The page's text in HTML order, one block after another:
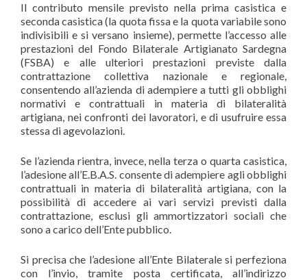
Il contributo mensile previsto nella prima casistica e
seconda casistica (la quota fissa e la quota variabile sono
indivisibili e si versano insieme), permette l’accesso alle
prestazioni del Fondo Bilaterale Artigianato Sardegna
(FSBA) e alle ulteriori prestazioni previste dalla
contrattazione collettiva nazionale e regionale,
consentendo all’azienda di adempiere a tutti gli obblighi
normativi e contrattuali in materia di bilateralità
artigiana, nei confronti dei lavoratori, e di usufruire essa
stessa di agevolazioni.
Se l’azienda rientra, invece, nella terza o quarta casistica,
l’adesione all’E.B.A.S. consente di adempiere agli obblighi
contrattuali in materia di bilateralità artigiana, con la
possibilità di accedere ai vari servizi previsti dalla
contrattazione, esclusi gli ammortizzatori sociali che
sono a carico dell’Ente pubblico.
Si precisa che l’adesione all’Ente Bilaterale si perfeziona
con l’invio, tramite posta certificata, all’indirizzo